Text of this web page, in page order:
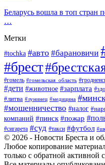
Беларусь вошла в топ стран
…
Метки
#tochka #авто #барановичи
#брест
#гомель #гомельская_область
#дети #животное #зарплата
#литва #лунинец #медицина
#мошенничество #налог
компаний #пинск #пожар
#сигарета #суд #такси #футбол
© 2026 - Новости Бреста и
Любое копирование
только с обратной активной